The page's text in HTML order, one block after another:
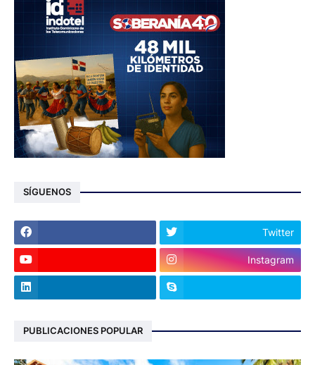
SÍGUENOS
Twitter
Instagram
PUBLICACIONES POPULAR